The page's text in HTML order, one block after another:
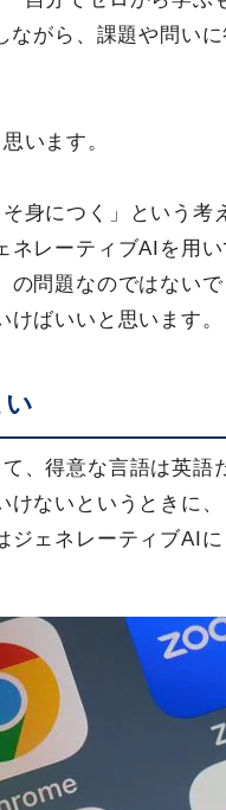
がら、課題や問い
います。
身につく」という考
ネレーティブAIを用
問題なのではないで
ばいいと思います。
、得意な言語は英語
けないというときに
ェネレーティブAI